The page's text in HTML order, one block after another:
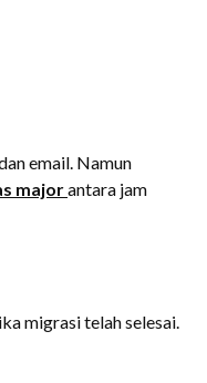
email. Namun
majorantara jam
migrasi telah selesai.